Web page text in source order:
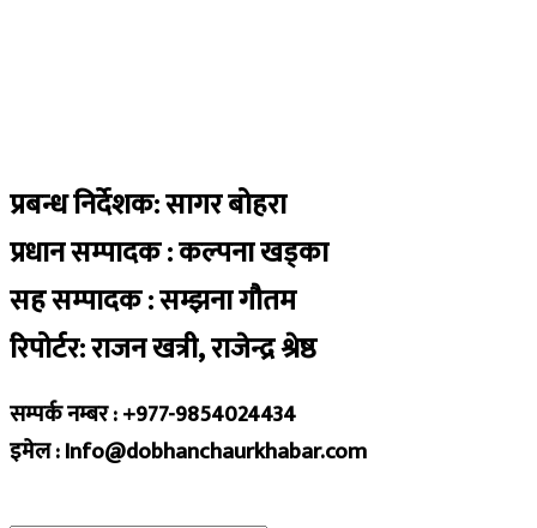
प्रबन्ध निर्देशक: सागर बोहरा
प्रधान सम्पादक : कल्पना खड्का
सह सम्पादक : सम्झना गौतम
रिपोर्टर: राजन खत्री, राजेन्द्र श्रेष्ठ
सम्पर्क नम्बर : +977-9854024434
इमेल : Info@dobhanchaurkhabar.com